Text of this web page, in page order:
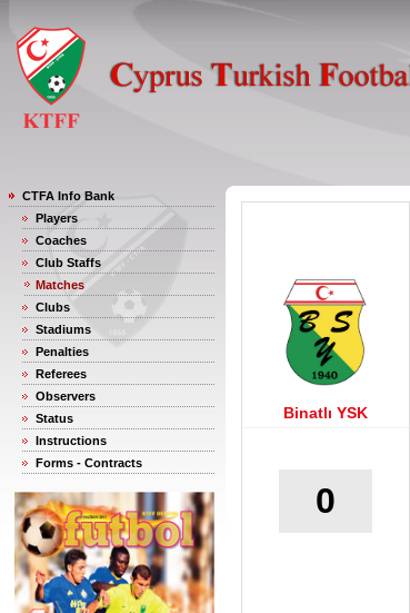
CTFA Info Bank
Players
Coaches
Club Staffs
Matches
Clubs
Stadiums
Penalties
Referees
Observers
Status
Instructions
Forms - Contracts
Binatlı YSK
0